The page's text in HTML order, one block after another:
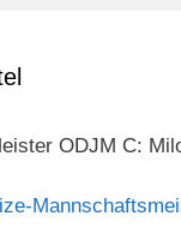
ODJM C: